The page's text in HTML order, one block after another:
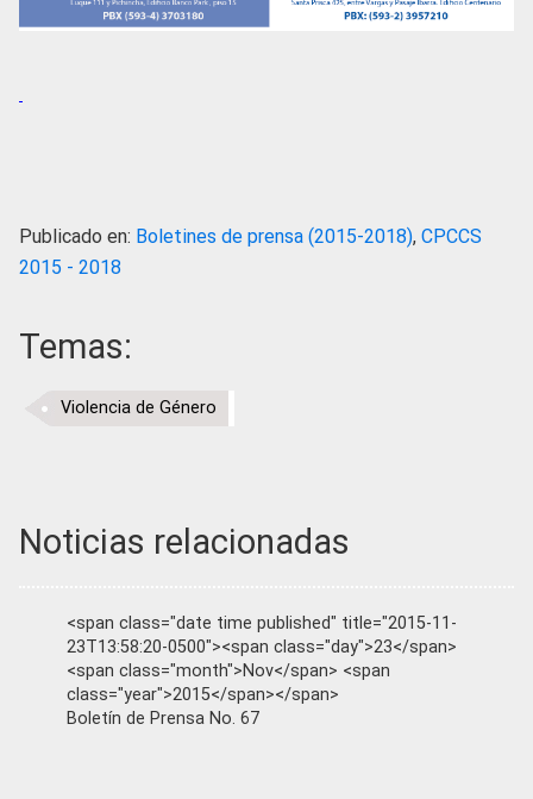
Publicado en: Boletines de prensa (2015-2018), CPCCS
2015 - 2018
Temas:
Violencia de Género
Noticias relacionadas
<span class="date time published" title="2015-11-
23T13:58:20-0500"><span class="day">23</span>
<span class="month">Nov</span> <span
class="year">2015</span></span>
Boletín de Prensa No. 67